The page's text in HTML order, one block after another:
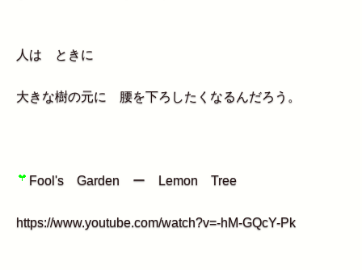
人は ときに
大きな樹の元に 腰を下ろしたくなるんだろう。
Fool's Garden ー Lemon Tree
https://www.youtube.com/watch?v=-hM-GQcY-Pk